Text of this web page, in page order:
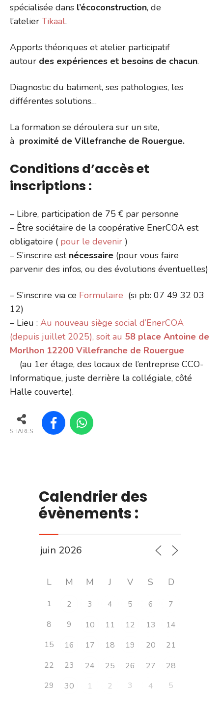
spécialisée dans l’écoconstruction, de
l’atelier Tikaal.
Apports théoriques et atelier participatif
autour des expériences et besoins de chacun.
Diagnostic du batiment, ses pathologies, les
différentes solutions…
La formation se déroulera sur un site,
à proximité de Villefranche de Rouergue.
Conditions d’accès et
inscriptions :
– Libre, participation de 75 € par personne
– Être sociétaire de la coopérative EnerCOA est
obligatoire ( pour le devenir )
– S’inscrire est nécessaire (pour vous faire
parvenir des infos, ou des évolutions éventuelles)
– S’inscrire via ce Formulaire (si pb: 07 49 32 03
12)
– Lieu : Au nouveau siège social d’EnerCOA
(depuis juillet 2025), soit au 58 place Antoine de
Morlhon 12200 Villefranche de Rouergue
(au 1er étage, des locaux de l’entreprise CCO-
Informatique, juste derrière la collégiale, côté
Halle couverte).
SHARES
Calendrier des
évènements :
L M M J V S D
1 2 3 4 5 6
7
8
9 10 11 12 13
14
15
16 17 18 19 20
21
22
23 24 25 26 27
28
29
30 1 2 3 4 5